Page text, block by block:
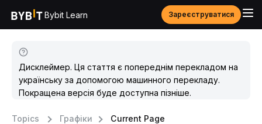
Bybit Learn Зареєструватися
Дисклеймер. Ця стаття є попереднім перекладом на
українську за допомогою машинного перекладу.
Покращена версія буде доступна пізніше.
Topics Графіки Current Page